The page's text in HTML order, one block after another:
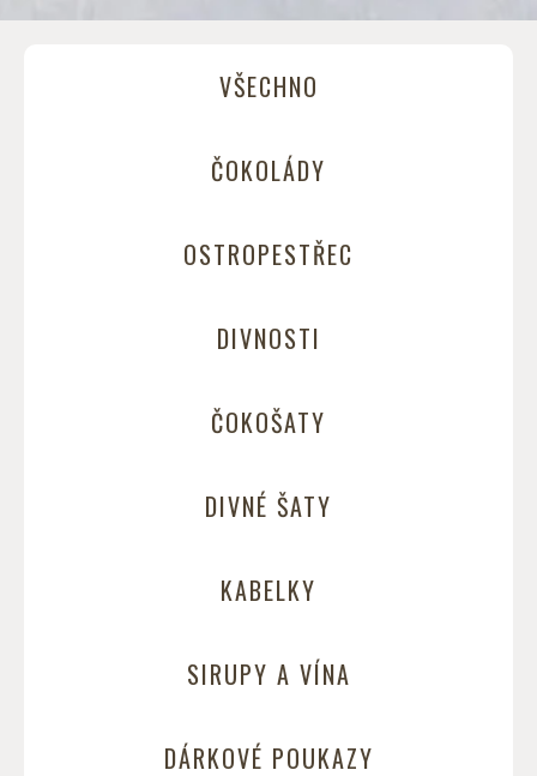
VŠECHNO
ČOKOLÁDY
OSTROPESTŘEC
DIVNOSTI
ČOKOŠATY
DIVNÉ ŠATY
KABELKY
SIRUPY A VÍNA
DÁRKOVÉ POUKAZY